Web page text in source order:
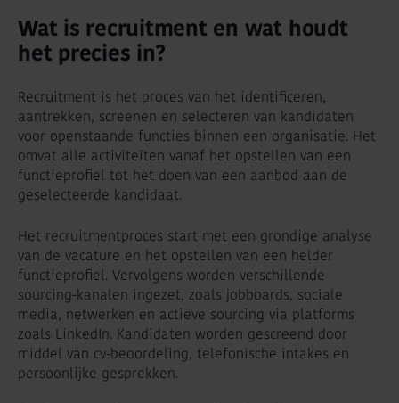
Wat is recruitment en wat houdt
het precies in?
Recruitment is het proces van het identificeren,
aantrekken, screenen en selecteren van kandidaten
voor openstaande functies binnen een organisatie. Het
omvat alle activiteiten vanaf het opstellen van een
functieprofiel tot het doen van een aanbod aan de
geselecteerde kandidaat.
Het recruitmentproces start met een grondige analyse
van de vacature en het opstellen van een helder
functieprofiel. Vervolgens worden verschillende
sourcing-kanalen ingezet, zoals jobboards, sociale
media, netwerken en actieve sourcing via platforms
zoals LinkedIn. Kandidaten worden gescreend door
middel van cv-beoordeling, telefonische intakes en
persoonlijke gesprekken.